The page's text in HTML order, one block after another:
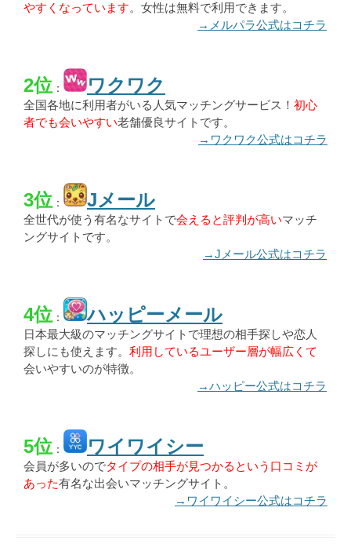
やすくなっています。女性は無料で利用できます。
→メルパラ公式はコチラ
2位 ： ワクワク
全国各地に利用者がいる人気マッチングサービス！ 初心
者でも会いやすい老舗優良サイトです。
→ワクワク公式はコチラ
3位 ： Jメール
全世代が使う有名なサイトで会えると評判が高いマッチ
ングサイトです。
→Jメール公式はコチラ
4位 ： ハッピーメール
日本最大級のマッチングサイトで理想の相手探しや恋人
探しにも使えます。 利用しているユーザー層が幅広くて
会いやすいのが特徴。
→ハッピー公式はコチラ
5位 ： ワイワイシー
会員が多いのでタイプの相手が見つかるという口コミが
あった有名な出会いマッチングサイト。
→ワイワイシー公式はコチラ